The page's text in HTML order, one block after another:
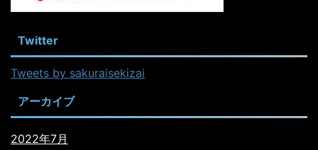
Twitter
Tweets by sakuraisekizai
アーカイブ
2022年7月